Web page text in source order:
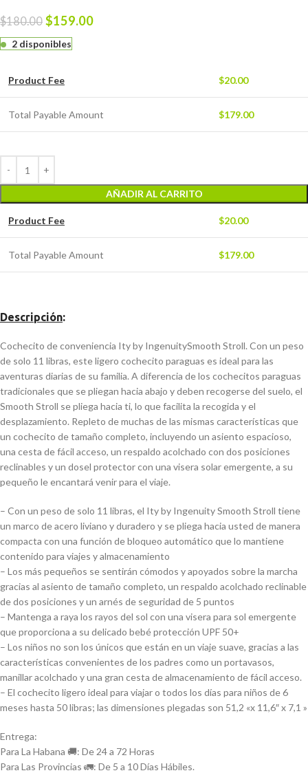
$180.00 $159.00
2 disponibles
Product Fee $20.00
Total Payable Amount $179.00
AÑADIR AL CARRITO
Product Fee $20.00
Total Payable Amount $179.00
Descripción:
Cochecito de conveniencia Ity by IngenuitySmooth Stroll. Con un peso
de solo 11 libras, este ligero cochecito paraguas es ideal para las
aventuras diarias de su familia. A diferencia de los cochecitos paraguas
tradicionales que se pliegan hacia abajo y deben recogerse del suelo, el
Smooth Stroll se pliega hacia ti, lo que facilita la recogida y el
desplazamiento. Repleto de muchas de las mismas características que
un cochecito de tamaño completo, incluyendo un asiento espacioso,
una cesta de fácil acceso, un respaldo acolchado con dos posiciones
reclinables y un dosel protector con una visera solar emergente, a su
pequeño le encantará venir para el viaje.
– Con un peso de solo 11 libras, el Ity by Ingenuity Smooth Stroll tiene
un marco de acero liviano y duradero y se pliega hacia usted de manera
compacta con una función de bloqueo automático que lo mantiene
contenido para viajes y almacenamiento
– Los más pequeños se sentirán cómodos y apoyados sobre la marcha
gracias al asiento de tamaño completo, un respaldo acolchado reclinable
de dos posiciones y un arnés de seguridad de 5 puntos
– Mantenga a raya los rayos del sol con una visera para sol emergente
que proporciona a su delicado bebé protección UPF 50+
– Los niños no son los únicos que están en un viaje suave, gracias a las
características convenientes de los padres como un portavasos,
manillar acolchado y una gran cesta de almacenamiento de fácil acceso.
– El cochecito ligero ideal para viajar o todos los días para niños de 6
meses hasta 50 libras; las dimensiones plegadas son 51,2 «x 11,6″ x 7,1 »
Entrega:
Para La Habana 🚚: De 24 a 72 Horas
Para Las Provincias 🚛: De 5 a 10 Días Hábiles.